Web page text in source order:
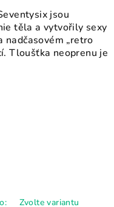
jsou
těla a vytvořily sexy
nadčasovém „retro
Tloušťka neoprenu je
Zvolte variantu